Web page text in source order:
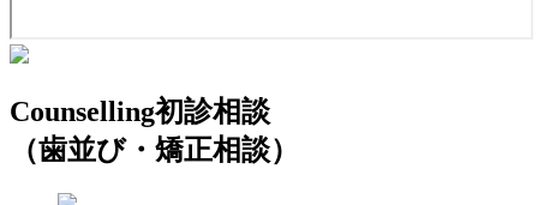
Counselling初診相談
（歯並び・矯正相談）